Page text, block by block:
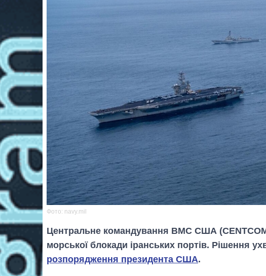
Фото: navy.mil
Центральне командування ВМС США
морської блокади іранських портів. Рішення
розпорядження президента США.